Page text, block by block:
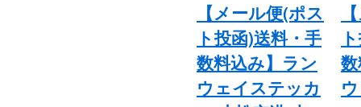
【メール便(ポス
ト投函)送料・手
数料込み】ラン
ウェイステッカ